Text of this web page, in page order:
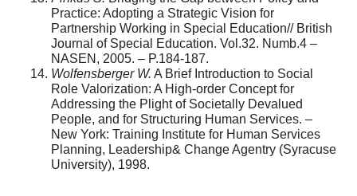
Practice: Adopting a Strategic Vision for
Partnership Working in Special Education// British
Journal of Special Education. Vol.32. Numb.4 –
NASEN, 2005. – P.184-187.
Wolfensberger W. A Brief Introduction to Social
Role Valorization: A High-order Concept for
Addressing the Plight of Societally Devalued
People, and for Structuring Human Services. –
New York: Training Institute for Human Services
Planning, Leadership& Change Agentry (Syracuse
University), 1998.